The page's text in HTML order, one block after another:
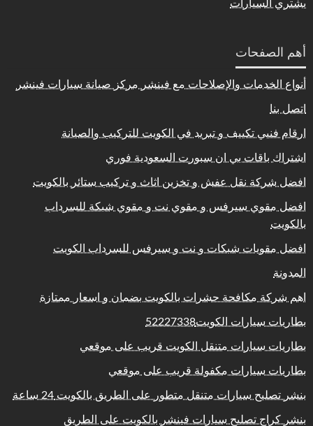
يشتري السيارات
أهم الصفحات
أنواع الخدمات والإصلاحات مع فينشر مركز صيانة سيارات فينشر
اتصل بنا
ارقام فنيي تكييف و تبريد في الكويت للتركيب والصيانة
اشتراك باقات بي ان سبورت السعودية فوري
افضل شركة نقل عفش و تخزين اثاث و تركيب ستائر بالكويت
افضل مقوي سيرفس و مقوي نت و مقوي شبكة للسرداب
بالكويت
افضل مقويات شبكات و نت و سيرفس للسرداب الكويت
المدونة
اهم شركة مكافحة حشرات بالكويت بضمان و اسعار ممتازة
بطاريات سيارات الكويت52227338
بطاريات سيارات متنقل الكويت قريب على موقعي
بطاريات سيارات مكفولة قريب على موقعي
بنشر تصليح سيارات متنقل متطور على الطريق بالكويت 24 ساعة
بنشر كراج تصليح سيارات فينشر بالكويت على الطريق